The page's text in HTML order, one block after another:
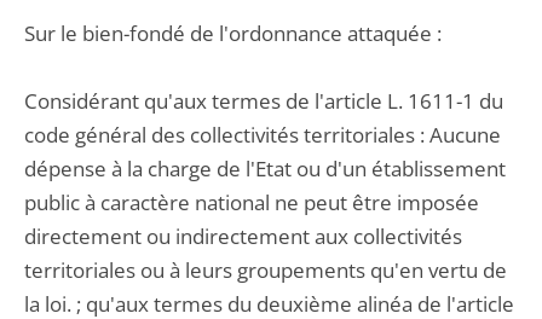
Sur le bien-fondé de l'ordonnance attaquée :
Considérant qu'aux termes de l'article L. 1611-1 du
code général des collectivités territoriales : Aucune
dépense à la charge de l'Etat ou d'un établissement
public à caractère national ne peut être imposée
directement ou indirectement aux collectivités
territoriales ou à leurs groupements qu'en vertu de
la loi. ; qu'aux termes du deuxième alinéa de l'article